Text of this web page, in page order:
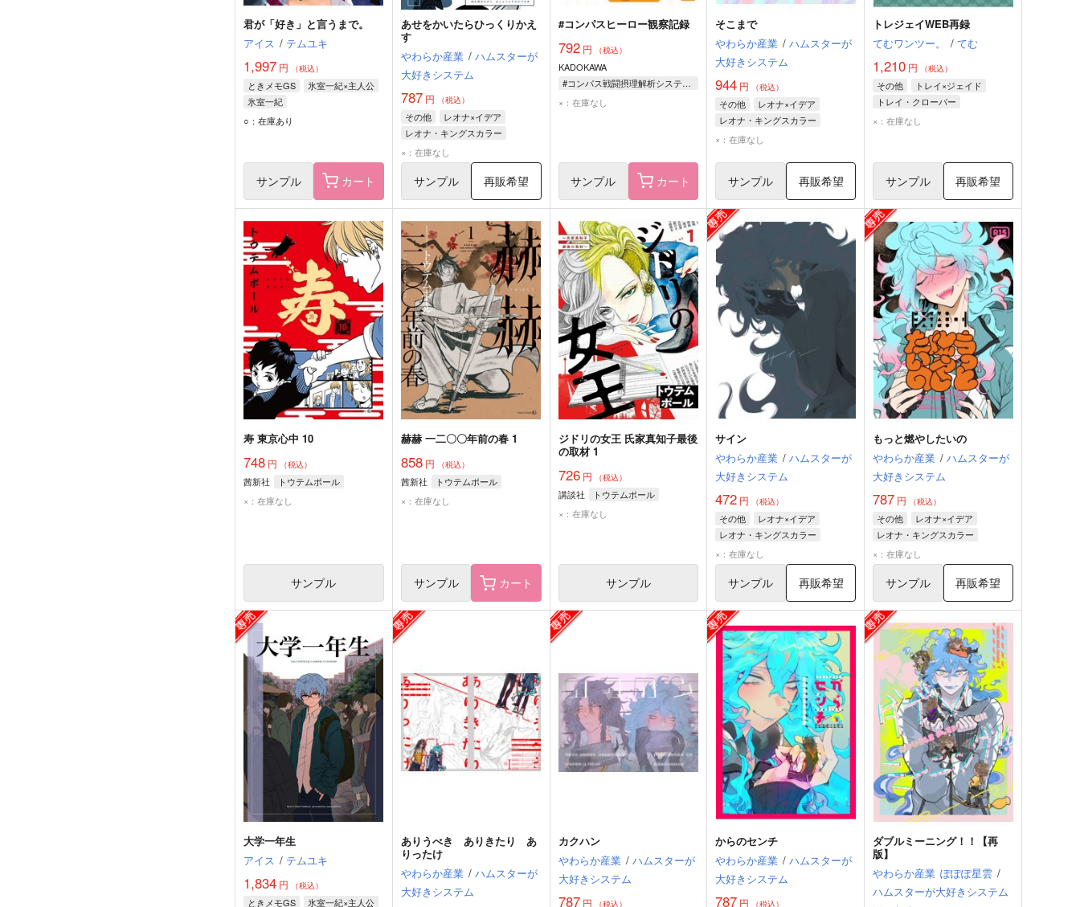
君が「好き」と言うまで。
アイス / テムユキ
1,997 円 （税込）
ときメモGS
氷室一紀×主人公
氷室一紀
○：在庫あり
サンプル カート
あせをかいたらひっくりかえ
す
やわらか産業 / ハムスターが
大好きシステム
787円 （税込）
その他
レオナ×イデア
レオナ・キングスカラー
イデア・シュラウド
×：在庫なし
サンプル 再販希望
#コンパスヒーロー観察記録
792円 （税込）
KADOKAWA
#コンパス戦闘摂理解析システム/原案・監修 香坂茉里
×：在庫なし
サンプル カート
そこまで
やわらか産業 / ハムスターが
大好きシステム
944 円 （税込）
その他
レオナ×イデア
レオナ・キングスカラー
イデア・シュラウド
×：在庫なし
サンプル 再販希望
トレジェイWEB再録
てむワンツー。
/ てむ
1,210 円 （税込）
その他
トレイ×ジェイド
トレイ・クローバー
ジェイド・リーチ
×：在庫なし
サンプル 再販希望
寿 東京心中 10
748 円 （税込）
茜新社
トウテムポール
×：在庫なし
サンプル
赫赫 一二〇〇年前の春 1
858円 （税込）
茜新社
トウテムポール
×：在庫なし
サンプル カート
ジドリの女王 氏家真知子最後
の取材 1
726円 （税込）
講談社
トウテムポール
×：在庫なし
サンプル
サイン
やわらか産業 / ハムスターが
大好きシステム
472 円 （税込）
その他
レオナ×イデア
レオナ・キングスカラー
イデア・シュラウド
×：在庫なし
サンプル 再販希望
もっと燃やしたいの
やわらか産業 / ハムスターが
大好きシステム
787 円 （税込）
その他
レオナ×イデア
レオナ・キングスカラー
イデア・シュラウド
×：在庫なし
サンプル 再販希望
大学一年生
アイス / テムユキ
1,834 円 （税込）
ときメモGS 氷室一紀×主人公
ありうべき ありきたり あ
りったけ
やわらか産業 / ハムスターが
大好きシステム
カクハン
やわらか産業 / ハムスターが
大好きシステム
787円 （税込）
からのセンチ
やわらか産業 / ハムスターが
大好きシステム
787 円 （税込）
ダブルミーニング！！【再
版】
やわらか産業 ぽぽぽ星雲 /
ハムスターが大好きシステム